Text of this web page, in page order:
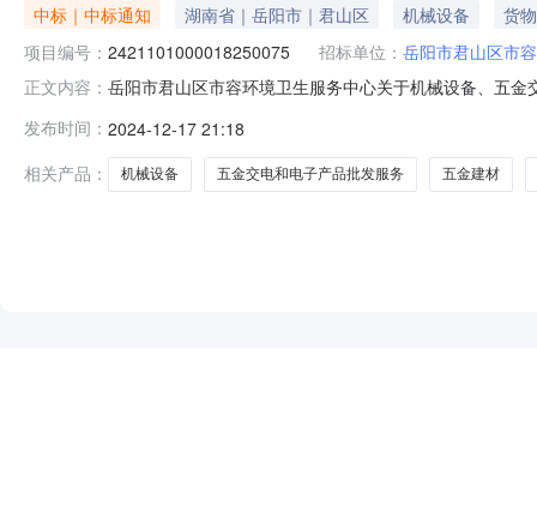
中标｜中标通知 湖南省｜岳阳市｜君山区 机械设备
货物
项目编号： 2421101000018250075 招标单位： 岳阳市君山区市
正文内容： 岳阳市君山区市容环境卫生服务中心关于机械设备、五
璐婷项目联系电话:/采购计划信息：项目所在行政区划编
发布时间： 2024-12-17 21:18
相关产品：
机械设备 五金交电和电子产品批发服务 五金建材